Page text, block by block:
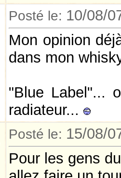
Posté le: 10/08/
Mon opinion
dans mon
"Blue Label"...
radiateur...
Posté le: 15/08/
Pour les gens